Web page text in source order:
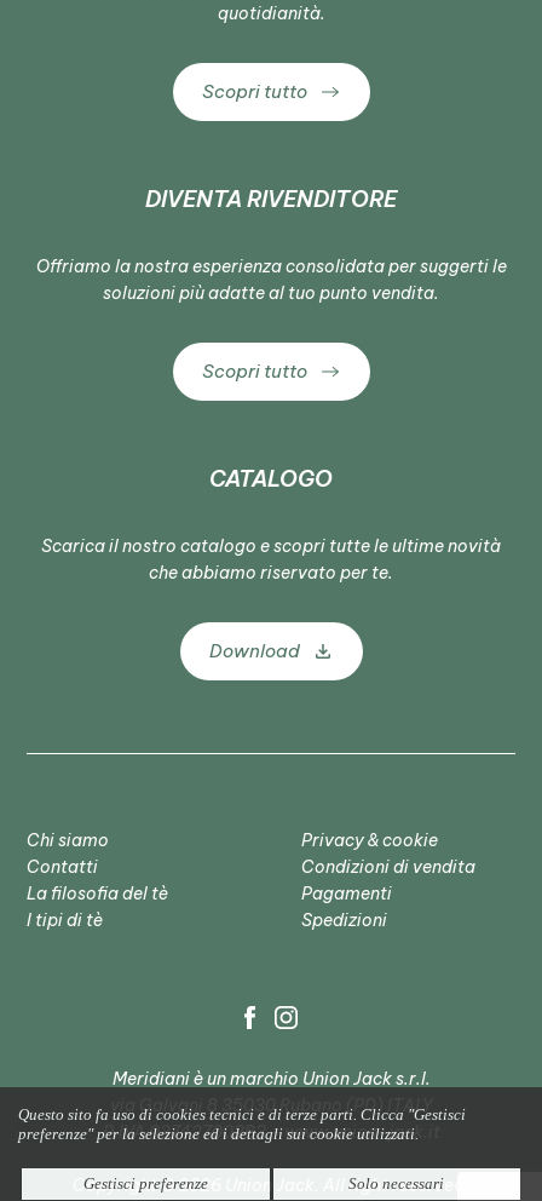
quotidianità.
Scopri tutto
DIVENTA RIVENDITORE
Offriamo la nostra esperienza consolidata per suggerti le
soluzioni più adatte al tuo punto vendita.
Scopri tutto
CATALOGO
Scarica il nostro catalogo e scopri tutte le ultime novità
che abbiamo riservato per te.
Download
Chi siamo
Contatti
La filosofia del tè
I tipi di tè
Privacy & cookie
Condizioni di vendita
Pagamenti
Spedizioni
Meridiani è un marchio Union Jack s.r.l.
via Galvani 8 35030 Rubano (PD) ITALY
P.IVA 03742700283 - www.union-jack.it
Copyright © 2026 Union Jack. All right reserved.
Questo sito fa uso di cookies tecnici e di terze parti. Clicca "Gestisci
preferenze" per la selezione ed i dettagli sui cookie utilizzati.
Gestisci preferenze Solo necessari